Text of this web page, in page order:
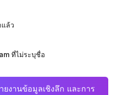
ล้ว
ที่ไม่ระบุชื่อ
งานข้อมูลเชิงลึก และการ